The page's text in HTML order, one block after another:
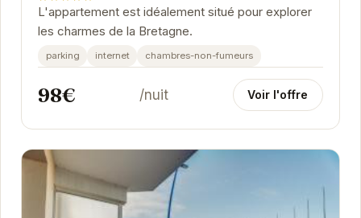
L'appartement est idéalement situé pour explorer
les charmes de la Bretagne.
parking internet chambres-non-fumeurs
98€ /nuit Voir l'offre